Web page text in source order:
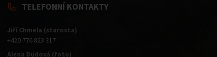
TELEFONNÍ KONTAKTY
Jiří Chmela (starosta)
+420 776 823 317
Alena Dudová (foto)